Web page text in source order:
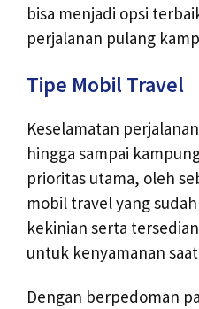
bisa menjadi opsi
perjalanan pulang
Tipe Mobil Travel
Keselamatan
hingga sampai
prioritas utama, oleh
mobil travel yang
kekinian serta
untuk kenyamanan
Dengan berpedoman